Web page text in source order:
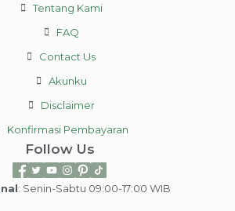
Tentang Kami
FAQ
Contact Us
Akunku
Disclaimer
Konfirmasi Pembayaran
Follow Us
: Senin-Sabtu 09:00-17:00 WIB